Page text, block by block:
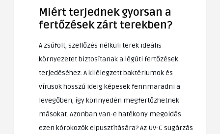
Miért terjednek gyorsan a
fertőzések zárt terekben?
A zsúfolt, szellőzés nélküli terek ideális
környezetet biztosítanak a légúti fertőzések
terjedéséhez. A kilélegzett baktériumok és
vírusok hosszú ideig képesek fennmaradni a
levegőben, így könnyedén megfertőzhetnek
másokat. Azonban van-e hatékony megoldás
ezen kórokozók elpusztítására? Az UV-C sugárzás